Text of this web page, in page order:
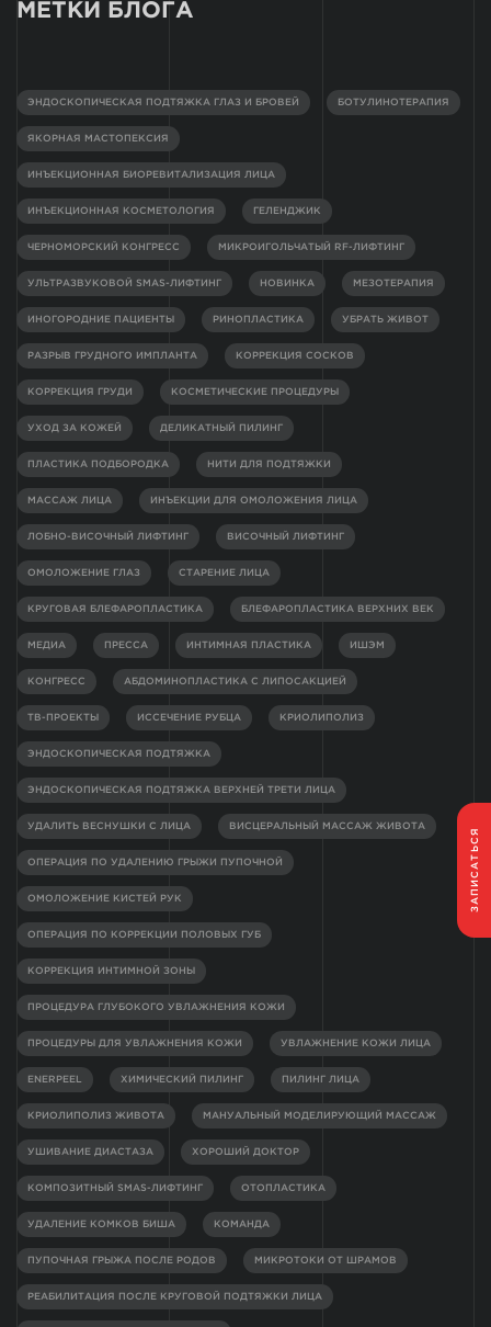
ЗАПИСАТЬСЯ
МЕТКИ БЛОГА
ЭНДОСКОПИЧЕСКАЯ ПОДТЯЖКА ГЛАЗ И БРОВЕЙ БОТУЛИНОТЕРАПИЯ
ЯКОРНАЯ МАСТОПЕКСИЯ
ИНЪЕКЦИОННАЯ БИОРЕВИТАЛИЗАЦИЯ ЛИЦА
ИНЪЕКЦИОННАЯ КОСМЕТОЛОГИЯ ГЕЛЕНДЖИК
ЧЕРНОМОРСКИЙ КОНГРЕСС МИКРОИГОЛЬЧАТЫЙ RF-ЛИФТИНГ
УЛЬТРАЗВУКОВОЙ SMAS-ЛИФТИНГ НОВИНКА МЕЗОТЕРАПИЯ
ИНОГОРОДНИЕ ПАЦИЕНТЫ РИНОПЛАСТИКА УБРАТЬ ЖИВОТ
РАЗРЫВ ГРУДНОГО ИМПЛАНТА КОРРЕКЦИЯ СОСКОВ
КОРРЕКЦИЯ ГРУДИ КОСМЕТИЧЕСКИЕ ПРОЦЕДУРЫ
УХОД ЗА КОЖЕЙ ДЕЛИКАТНЫЙ ПИЛИНГ
ПЛАСТИКА ПОДБОРОДКА НИТИ ДЛЯ ПОДТЯЖКИ
МАССАЖ ЛИЦА ИНЪЕКЦИИ ДЛЯ ОМОЛОЖЕНИЯ ЛИЦА
ЛОБНО-ВИСОЧНЫЙ ЛИФТИНГ ВИСОЧНЫЙ ЛИФТИНГ
ОМОЛОЖЕНИЕ ГЛАЗ СТАРЕНИЕ ЛИЦА
КРУГОВАЯ БЛЕФАРОПЛАСТИКА БЛЕФАРОПЛАСТИКА ВЕРХНИХ ВЕК
МЕДИА ПРЕССА ИНТИМНАЯ ПЛАСТИКА ИШЭМ
КОНГРЕСС АБДОМИНОПЛАСТИКА С ЛИПОСАКЦИЕЙ
ТВ-ПРОЕКТЫ ИССЕЧЕНИЕ РУБЦА КРИОЛИПОЛИЗ
ЭНДОСКОПИЧЕСКАЯ ПОДТЯЖКА
ЭНДОСКОПИЧЕСКАЯ ПОДТЯЖКА ВЕРХНЕЙ ТРЕТИ ЛИЦА
УДАЛИТЬ ВЕСНУШКИ С ЛИЦА ВИСЦЕРАЛЬНЫЙ МАССАЖ ЖИВОТА
ОПЕРАЦИЯ ПО УДАЛЕНИЮ ГРЫЖИ ПУПОЧНОЙ
ОМОЛОЖЕНИЕ КИСТЕЙ РУК
ОПЕРАЦИЯ ПО КОРРЕКЦИИ ПОЛОВЫХ ГУБ
КОРРЕКЦИЯ ИНТИМНОЙ ЗОНЫ
ПРОЦЕДУРА ГЛУБОКОГО УВЛАЖНЕНИЯ КОЖИ
ПРОЦЕДУРЫ ДЛЯ УВЛАЖНЕНИЯ КОЖИ УВЛАЖНЕНИЕ КОЖИ ЛИЦА
ENERPEEL ХИМИЧЕСКИЙ ПИЛИНГ ПИЛИНГ ЛИЦА
КРИОЛИПОЛИЗ ЖИВОТА МАНУАЛЬНЫЙ МОДЕЛИРУЮЩИЙ МАССАЖ
УШИВАНИЕ ДИАСТАЗА ХОРОШИЙ ДОКТОР
КОМПОЗИТНЫЙ SMAS-ЛИФТИНГ ОТОПЛАСТИКА
УДАЛЕНИЕ КОМКОВ БИША КОМАНДА
ПУПОЧНАЯ ГРЫЖА ПОСЛЕ РОДОВ МИКРОТОКИ ОТ ШРАМОВ
РЕАБИЛИТАЦИЯ ПОСЛЕ КРУГОВОЙ ПОДТЯЖКИ ЛИЦА